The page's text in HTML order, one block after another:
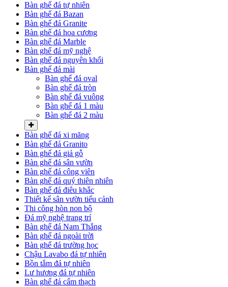
Bàn ghế đá tự nhiên
Bàn ghế đá Bazan
Bàn ghế đá Granite
Bàn ghế đá hoa cương
Bàn ghế đá Marble
Bàn ghế đá mỹ nghệ
Bàn ghế đá nguyên khối
Bàn ghế đá mài
Bàn ghế đá oval
Bàn ghế đá tròn
Bàn ghế đá vuông
Bàn ghế đá 1 màu
Bàn ghế đá 2 màu
Bàn ghế đá xi măng
Bàn ghế đá Granito
Bàn ghế đá giả gỗ
Bàn ghế đá sân vườn
Bàn ghế đá công viên
Bàn ghế đá quý thiên nhiên
Bàn ghế đá điêu khắc
Thiết kế sân vườn tiểu cảnh
Thi công hòn non bộ
Đá mỹ nghệ trang trí
Bàn ghế đá Nam Thắng
Bàn ghế đá ngoài trời
Bàn ghế đá trường học
Chậu Lavabo đá tự nhiên
Bồn tắm đá tự nhiên
Lư hương đá tự nhiên
Bàn ghế đá cẩm thạch